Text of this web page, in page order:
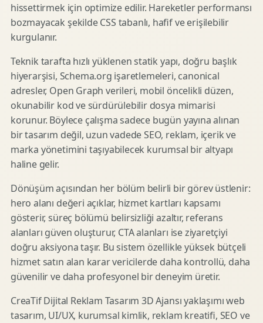
hissettirmek için optimize edilir. Hareketler performansı
bozmayacak şekilde CSS tabanlı, hafif ve erişilebilir
kurgulanır.
Teknik tarafta hızlı yüklenen statik yapı, doğru başlık
hiyerarşisi, Schema.org işaretlemeleri, canonical
adresler, Open Graph verileri, mobil öncelikli düzen,
okunabilir kod ve sürdürülebilir dosya mimarisi
korunur. Böylece çalışma sadece bugün yayına alınan
bir tasarım değil, uzun vadede SEO, reklam, içerik ve
marka yönetimini taşıyabilecek kurumsal bir altyapı
haline gelir.
Dönüşüm açısından her bölüm belirli bir görev üstlenir:
hero alanı değeri açıklar, hizmet kartları kapsamı
gösterir, süreç bölümü belirsizliği azaltır, referans
alanları güven oluşturur, CTA alanları ise ziyaretçiyi
doğru aksiyona taşır. Bu sistem özellikle yüksek bütçeli
hizmet satın alan karar vericilerde daha kontrollü, daha
güvenilir ve daha profesyonel bir deneyim üretir.
CreaTif Dijital Reklam Tasarım 3D Ajansı yaklaşımı web
tasarım, UI/UX, kurumsal kimlik, reklam kreatifi, SEO ve